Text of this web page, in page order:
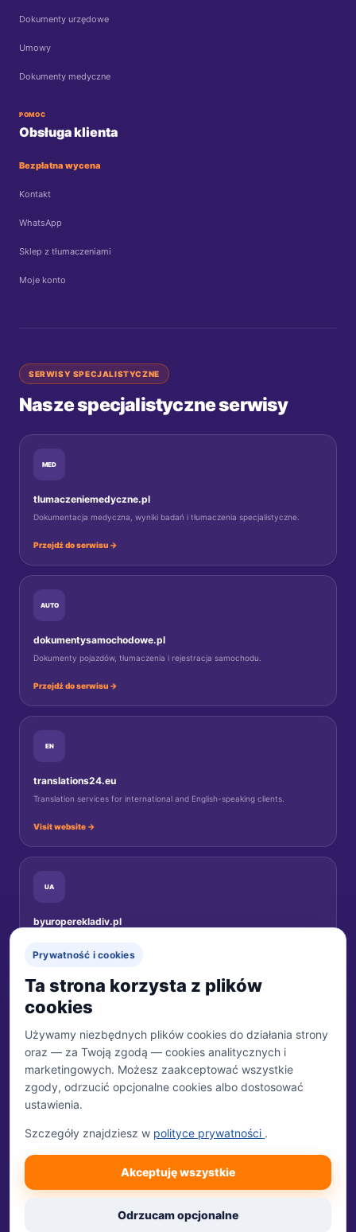
Dokumenty urzędowe
Umowy
Dokumenty medyczne
POMOC
Obsługa klienta
Bezpłatna wycena
Kontakt
WhatsApp
Sklep z tłumaczeniami
Moje konto
SERWISY SPECJALISTYCZNE
Nasze specjalistyczne serwisy
MED
tlumaczeniemedyczne.pl
Dokumentacja medyczna, wyniki badań i tłumaczenia specjalistyczne.
Przejdź do serwisu →
AUTO
dokumentysamochodowe.pl
Dokumenty pojazdów, tłumaczenia i rejestracja samochodu.
Przejdź do serwisu →
EN
translations24.eu
Translation services for international and English-speaking clients.
Visit website →
UA
byuroperekladiv.pl
MARKA
Biuro Tłumaczeń 24
WŁAŚCICIEL
ul. Tulipanowa 24
NIP: 951-249-24-65
REGON: 384657490
Prywatność i cookies
Ta strona korzysta z plików
cookies
Używamy niezbędnych plików cookies do działania strony
oraz — za Twoją zgodą — cookies analitycznych i
marketingowych. Możesz zaakceptować wszystkie
zgody, odrzucić opcjonalne cookies albo dostosować
ustawienia.
Szczegóły znajdziesz w polityce prywatności .
Akceptuję wszystkie
Odrzucam opcjonalne